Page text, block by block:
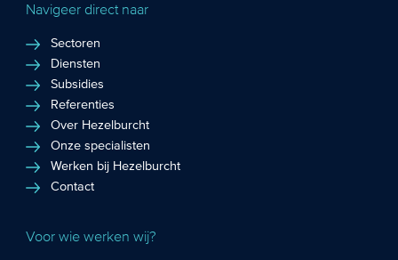
Navigeer direct naar
Sectoren
Diensten
Subsidies
Referenties
Over Hezelburcht
Onze specialisten
Werken bij Hezelburcht
Contact
Voor wie werken wij?